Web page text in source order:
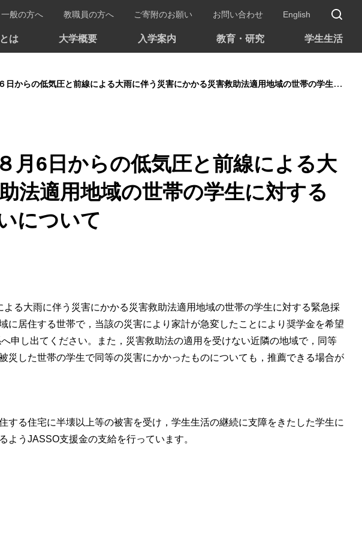
は 大学概要 入学案内 教育・研究 学生生活
一般の方へ 教職員の方へ ご寄附のお願い お問い合わせ English
圧と前線による大雨に伴う災害にかかる災害救助法適用地域の世帯の学生に対する緊急採用・応急採用の取り扱いについて
月6日からの低気圧と前線による大
法適用地域の世帯の学生に対する
について
る大雨に伴う災害にかかる災害救助法適用地域の世帯の学生に対する緊急採
に居住する世帯で，当該の災害により家計が急変したことにより奨学金を希望
申し出てください。また，災害救助法の適用を受けない近隣の地域で，同等
した世帯の学生で同等の災害にかかったものについても，推薦できる場合が
する住宅に半壊以上等の被害を受け，学生生活の継続に支障をきたした学生に
うJASSO支援金の支給を行っています。